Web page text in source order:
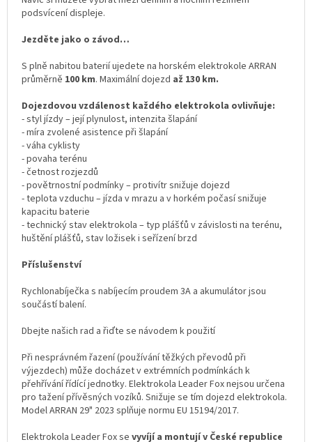
podsvícení displeje.
Jezděte jako o závod…
S plně nabitou baterií ujedete na horském elektrokole ARRAN
průměrně 100 km. Maximální dojezd až 130 km.
Dojezdovou vzdálenost každého elektrokola ovlivňuje:
- styl jízdy – její plynulost, intenzita šlapání
- míra zvolené asistence při šlapání
- váha cyklisty
- povaha terénu
- četnost rozjezdů
- povětrnostní podmínky – protivítr snižuje dojezd
- teplota vzduchu – jízda v mrazu a v horkém počasí snižuje
kapacitu baterie
- technický stav elektrokola – typ plášťů v závislosti na terénu,
huštění plášťů, stav ložisek i seřízení brzd
Příslušenství
Rychlonabíječka s nabíjecím proudem 3A a akumulátor jsou
součástí balení.
Dbejte našich rad a řiďte se návodem k použití
Při nesprávném řazení (používání těžkých převodů při
výjezdech) může docházet v extrémních podmínkách k
přehřívání řídící jednotky. Elektrokola Leader Fox nejsou určena
pro tažení přívěsných vozíků. Snižuje se tím dojezd elektrokola.
Model ARRAN 29" 2023 splňuje normu EU 15194/2017.
Elektrokola Leader Fox se vyvíjí a montují v České republice